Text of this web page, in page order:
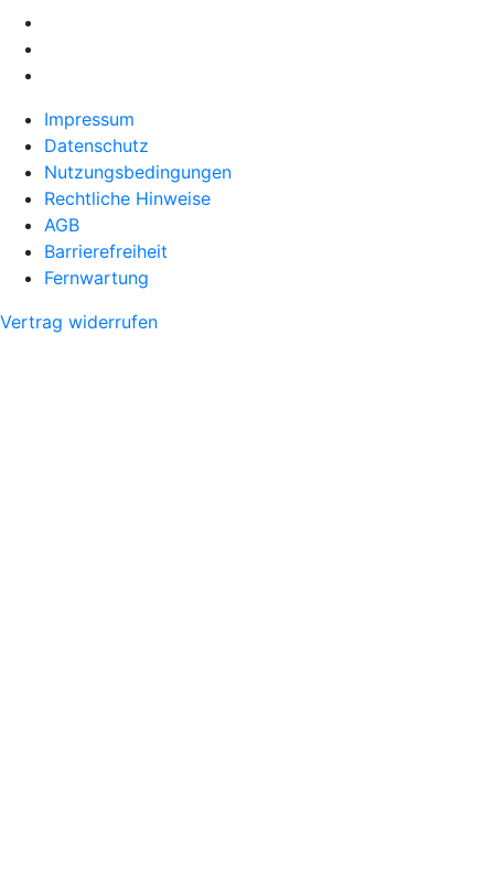
Impressum
Datenschutz
Nutzungsbedingungen
Rechtliche Hinweise
AGB
Barrierefreiheit
Fernwartung
Vertrag widerrufen